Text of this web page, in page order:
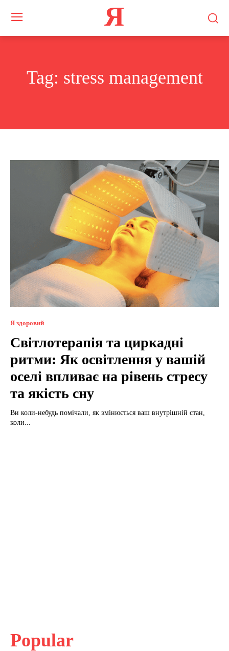
Я
Tag: stress management
Я здоровий
Світлотерапія та циркадні
ритми: Як освітлення у вашій
оселі впливає на рівень стресу
та якість сну
Ви коли-небудь помічали, як змінюється ваш внутрішній стан,
коли...
Popular